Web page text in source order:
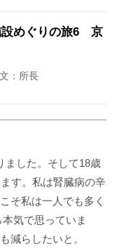
設めぐりの旅6 京
文：所長
ました。そして18歳
す。私は腎臓病の辛
そ私は一人でも多く
気で思っていま
減らしたいと。